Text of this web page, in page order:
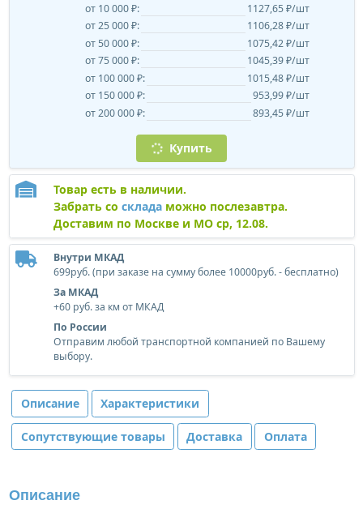
от 10 000 ₽:
1127,65 ₽/шт
от 25 000 ₽:
1106,28 ₽/шт
от 50 000 ₽:
1075,42 ₽/шт
от 75 000 ₽:
1045,39 ₽/шт
от 100 000 ₽:
1015,48 ₽/шт
от 150 000 ₽:
953,99 ₽/шт
от 200 000 ₽:
893,45 ₽/шт
Купить
Товар есть в наличии.
Забрать со складаможно послезавтра.
Доставим по Москве и МО ср, 12.08.
Внутри МКАД
699руб. (при заказе на сумму более 10000руб. - бесплатно)
За МКАД
+60 руб. за км от МКАД
По России
Отправим любой транспортной компанией по Вашему
выбору.
Описание Характеристики
Сопутствующие товары Доставка Оплата
Описание